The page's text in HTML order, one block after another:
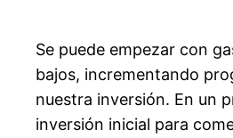
Se puede empezar con
bajos, incrementando
nuestra inversión. En un
inversión inicial para